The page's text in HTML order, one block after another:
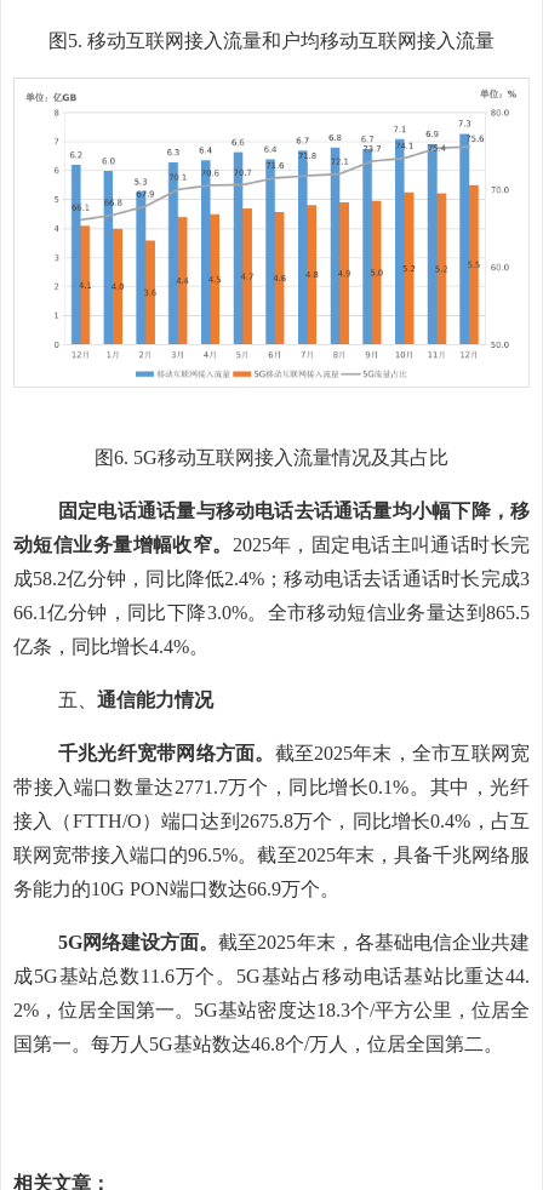
图 5. 移动互联网接入流量和户均移动互联网接入流量
图6. 5G移动互联网接入流量情况及其占比
固定电话通话量与移动电话去话通话量均小幅下降，移
动短信业务量增幅收窄。 2025年， 固定电话主叫通话时长完
成58.2亿分钟，同比降低2.4% ；移动电话去话通话时长完成3
66.1亿分钟，同比下降3.0%。 全市移动短信业务量达到865.5
亿条， 同比增长4.4%。
五、 通信能力情况
千兆光纤宽带网络方面。 截至2025年末 ，全市互联网宽
带接入端口数量达2771.7万个，同比增长0.1%。其中，光纤
接入（FTTH/O）端口达到 2675.8万个，同比增长0.4% ，占互
联网宽带接入端口的96.5%。截至2025年末 ，具备千兆网络服
务能力的10G PON端口数达66.9万个。
5G网络建设方面。截至2025年末 ，各基础电信企业共建
成5G基站总数1 1.6万个。 5G基站占移动电话基站比重达44.
2% ，位居全国第一。 5G基站密度达18.3个/平方公里，位居全
国第一。 每万人 5G基站数达46.8个/万人，位居全国第二。
相关文章：